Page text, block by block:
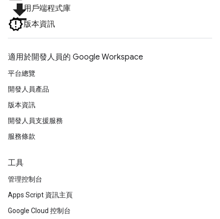
file_download用戶端程式庫
版本資訊
適用於開發人員的 Google Workspace
平台總覽
開發人員產品
版本資訊
開發人員支援服務
服務條款
工具
管理控制台
Apps Script 資訊主頁
Google Cloud 控制台